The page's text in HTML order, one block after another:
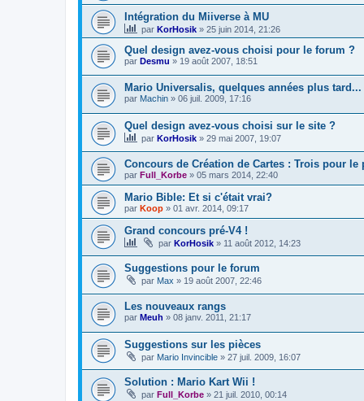
Intégration du Miiverse à MU
par KorHosik » 25 juin 2014, 21:26
Quel design avez-vous choisi pour le forum ?
par Desmu » 19 août 2007, 18:51
Mario Universalis, quelques années plus tard...
par Machin » 06 juil. 2009, 17:16
Quel design avez-vous choisi sur le site ?
par KorHosik » 29 mai 2007, 19:07
Concours de Création de Cartes : Trois pour le
par Full_Korbe » 05 mars 2014, 22:40
Mario Bible: Et si c'était vrai?
par Koop » 01 avr. 2014, 09:17
Grand concours pré-V4 !
par KorHosik » 11 août 2012, 14:23
Suggestions pour le forum
par Max » 19 août 2007, 22:46
Les nouveaux rangs
par Meuh » 08 janv. 2011, 21:17
Suggestions sur les pièces
par Mario Invincible » 27 juil. 2009, 16:07
Solution : Mario Kart Wii !
par Full_Korbe » 21 juil. 2010, 00:14